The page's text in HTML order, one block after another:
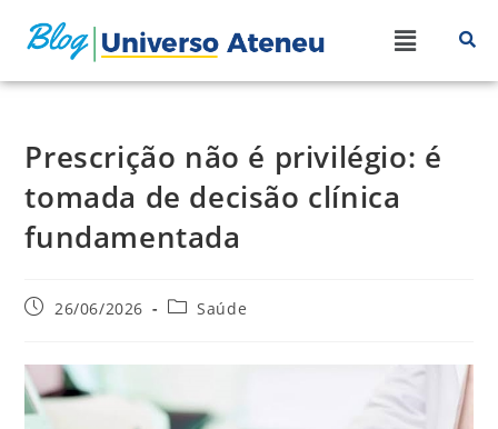
Prescrição não é privilégio: é
tomada de decisão clínica
fundamentada
26/06/2026 Saúde